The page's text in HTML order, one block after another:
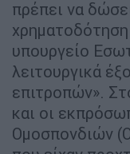
πρέπει να
χρηματοδότηση
υπουργείο
λειτουργικά
επιτροπών».
και οι
Ομοσπονδιών